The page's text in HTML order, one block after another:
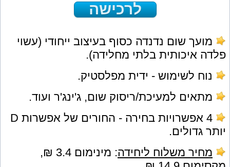
לרכישה
מועך שום נדנדה כסוף בעיצוב ייחודי (עשוי
פלדה איכותית בלתי מחלידה).
נוח לשימוש - ידית מפלסטיק.
מתאים למעיכת/ריסוק שום, ג'ינג'ר ועוד.
4 אפשרויות בחירה - החורים של אפשרות D
יותר גדולים.
מחיר משלוח ליחידה
: מינימום 3.4 ₪,